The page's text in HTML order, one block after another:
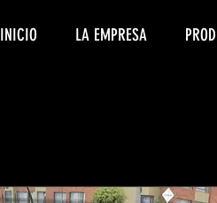
INICIO LA EMPRESA